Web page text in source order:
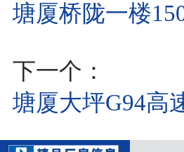
塘厦桥陇一楼
下一个：
塘厦大坪G94高